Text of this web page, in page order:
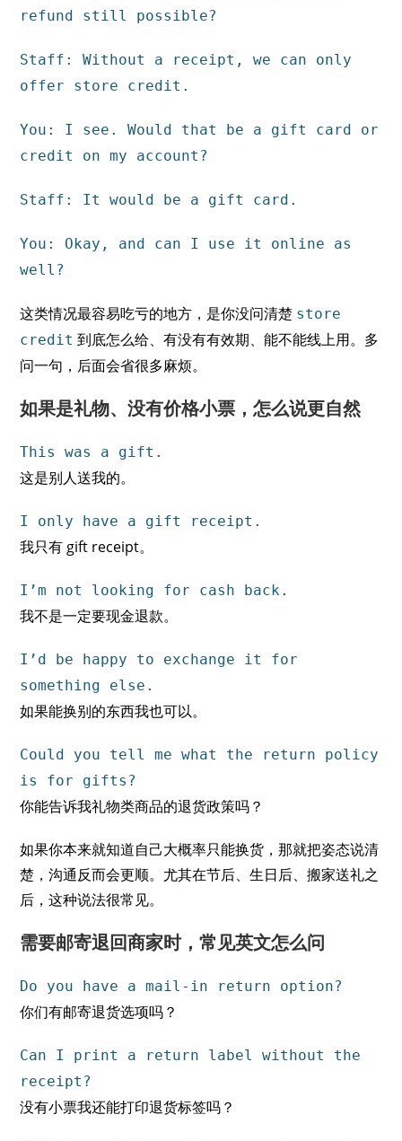
refund still possible?
Staff: Without a receipt, we can only
offer store credit.
You: I see. Would that be a gift card or
credit on my account?
Staff: It would be a gift card.
You: Okay, and can I use it online as
well?
这类情况最容易吃亏的地方，是你没问清楚 store
credit 到底怎么给、有没有有效期、能不能线上用。多
问一句，后面会省很多麻烦。
如果是礼物、没有价格小票，怎么说更自然
This was a gift.
这是别人送我的。
I only have a gift receipt.
我只有 gift receipt。
I’m not looking for cash back.
我不是一定要现金退款。
I’d be happy to exchange it for
something else.
如果能换别的东西我也可以。
Could you tell me what the return policy
is for gifts?
你能告诉我礼物类商品的退货政策吗？
如果你本来就知道自己大概率只能换货，那就把姿态说清
楚，沟通反而会更顺。尤其在节后、生日后、搬家送礼之
后，这种说法很常见。
需要邮寄退回商家时，常见英文怎么问
Do you have a mail-in return option?
你们有邮寄退货选项吗？
Can I print a return label without the
receipt?
没有小票我还能打印退货标签吗？